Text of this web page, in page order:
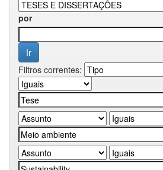
por
Filtros correntes: